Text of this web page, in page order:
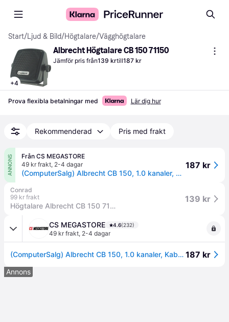
Start/Ljud & Bild/Högtalare/Vägghögtalare
+4
Albrecht Högtalare CB 150 71150
Jämför pris från139 krtill187 kr
Prova flexibla betalningar med Lär dig hur
Rekommenderad Pris med frakt
ANNONS
Från CS MEGASTORE
49 kr frakt, 2-4 dagar
(ComputerSalg) Albrecht CB 150, 1.0 kanaler, Kabel & Trådlös, 3 W, 350 - 5000 hz, 8 O, Svart
187 kr
Conrad
99 kr frakt
Högtalare Albrecht CB 150 71150
139 kr
CS MEGASTORE 4.6(232)
49 kr frakt, 2-4 dagar
(ComputerSalg) Albrecht CB 150, 1.0 kanaler, Kabel & Trådlös, 3 W, 350 - 5000 hz, 8 O, Svart 187 kr
Annons